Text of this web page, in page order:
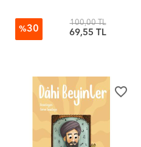
%30
100,00 TL
69,55 TL
favorite_border